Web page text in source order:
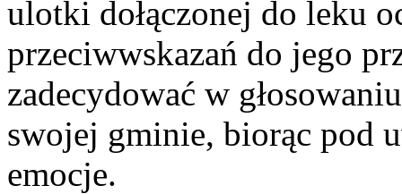
ulotki dołączonej do leku
przeciwwskazań do jego
zadecydować w
swojej gminie, biorąc pod
emocje.